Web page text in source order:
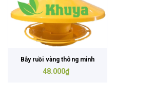
Bẫy ruồi vàng thông minh
48.000₫